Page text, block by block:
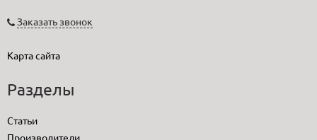
Заказать звонок
Карта сайта
Разделы
Статьи
Производители